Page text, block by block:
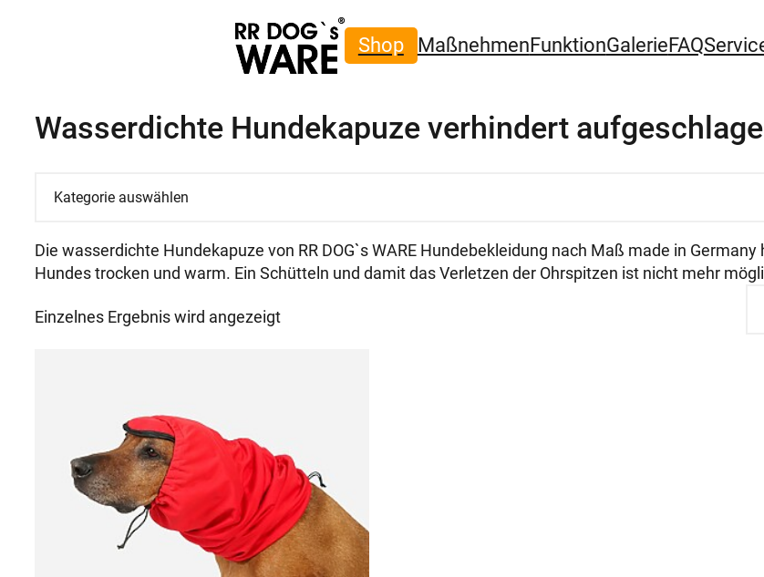
Shop MaßnehmenFunktionGalerieFAQ
Wasserdichte Hundekapuze verhindert
auswählen
Die wasserdichte Hundekapuze von RR DOG`s WARE Hundebekleidung nach Maß made in
Hundes trocken und warm. Ein Schütteln und damit das Verletzen der Ohrspitzen ist nicht mehr
Einzelnes Ergebnis wird angezeigt